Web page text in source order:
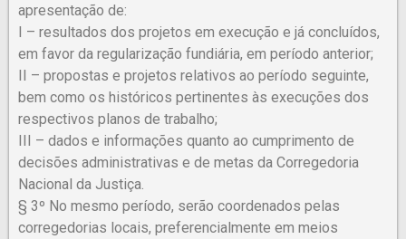
apresentação de:
I – resultados dos projetos em execução e já concluídos,
em favor da regularização fundiária, em período anterior;
II – propostas e projetos relativos ao período seguinte,
bem como os históricos pertinentes às execuções dos
respectivos planos de trabalho;
III – dados e informações quanto ao cumprimento de
decisões administrativas e de metas da Corregedoria
Nacional da Justiça.
§ 3º No mesmo período, serão coordenados pelas
corregedorias locais, preferencialmente em meios